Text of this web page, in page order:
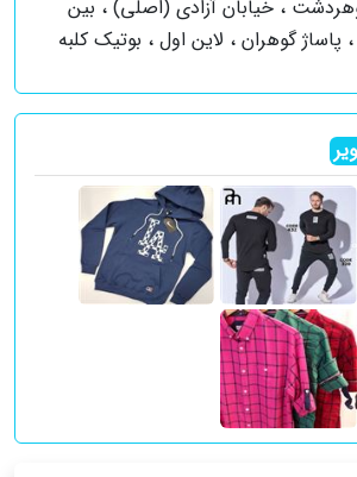
، خیابان آزادی (اصلی) ، بین
و 3 شرقی ، پاساژ گوهران ، لاین اول ، بوتیک کلبه